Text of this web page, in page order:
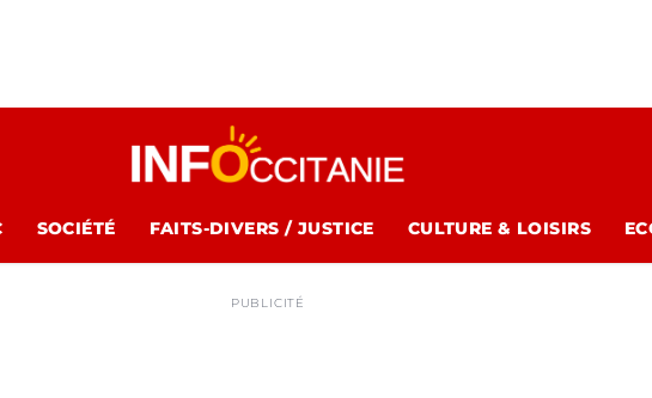
SOCIÉTÉ FAITS-DIVERS / JUSTICE CULTURE & LOISIRS
PUBLICITÉ